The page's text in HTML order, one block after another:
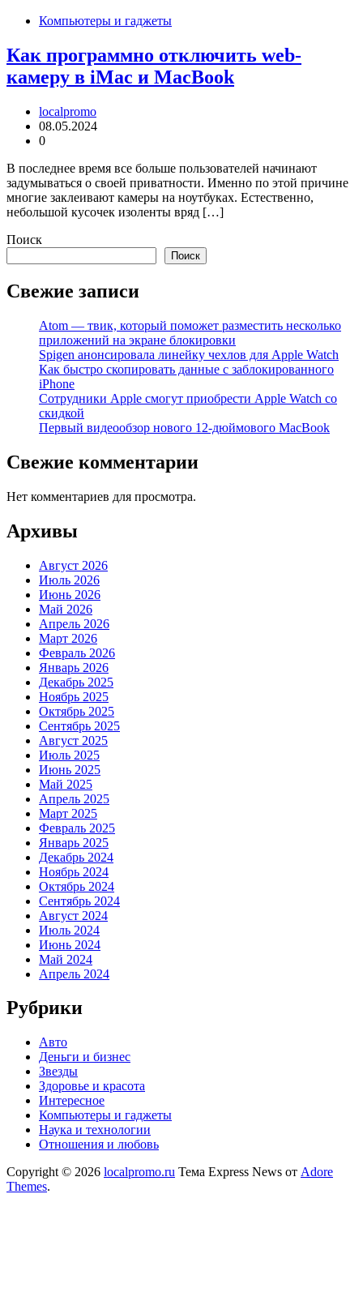
Компьютеры и гаджеты
Как программно отключить web-
камеру в iMac и MacBook
localpromo
08.05.2024
0
В последнее время все больше пользователей начинают
задумываться о своей приватности. Именно по этой причине
многие заклеивают камеры на ноутбуках. Естественно,
небольшой кусочек изоленты вряд […]
Поиск
Поиск
Свежие записи
Atom — твик, который поможет разместить несколько
приложений на экране блокировки
Spigen анонсировала линейку чехлов для Apple Watch
Как быстро скопировать данные с заблокированного
iPhone
Сотрудники Apple смогут приобрести Apple Watch со
скидкой
Первый видеообзор нового 12-дюймового MacBook
Свежие комментарии
Нет комментариев для просмотра.
Архивы
Август 2026
Июль 2026
Июнь 2026
Май 2026
Апрель 2026
Март 2026
Февраль 2026
Январь 2026
Декабрь 2025
Ноябрь 2025
Октябрь 2025
Сентябрь 2025
Август 2025
Июль 2025
Июнь 2025
Май 2025
Апрель 2025
Март 2025
Февраль 2025
Январь 2025
Декабрь 2024
Ноябрь 2024
Октябрь 2024
Сентябрь 2024
Август 2024
Июль 2024
Июнь 2024
Май 2024
Апрель 2024
Рубрики
Авто
Деньги и бизнес
Звезды
Здоровье и красота
Интересное
Компьютеры и гаджеты
Наука и технологии
Отношения и любовь
Copyright © 2026 localpromo.ru Тема Express News от Adore
Themes.